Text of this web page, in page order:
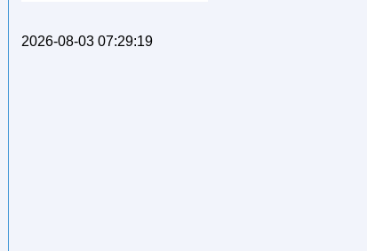
2026-08-03 07:29:19